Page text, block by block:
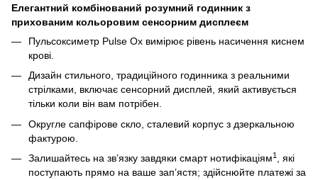
Елегантний комбінований розумний годинник з
прихованим кольоровим сенсорним дисплеєм
Пульсоксиметр Pulse Ox вимірює рівень насичення киснем
крові.
Дизайн стильного, традиційного годинника з реальними
стрілками, включає сенсорний дисплей, який активується
тільки коли він вам потрібен.
Округле сапфірове скло, сталевий корпус з дзеркальною
фактурою.
Залишайтесь на зв’язку завдяки смарт нотифікаціям1
, які
поступають прямо на ваше зап’ястя; здійснюйте платежі за